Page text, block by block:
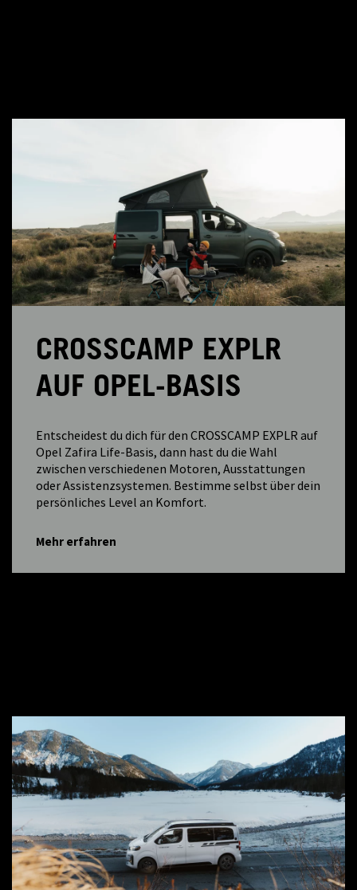
CROSSCAMP EXPLR
AUF OPEL-BASIS
Entscheidest du dich für den CROSSCAMP EXPLR auf
Opel Zafira Life-Basis, dann hast du die Wahl
zwischen verschiedenen Motoren, Ausstattungen
oder Assistenzsystemen. Bestimme selbst über dein
persönliches Level an Komfort.
Mehr erfahren